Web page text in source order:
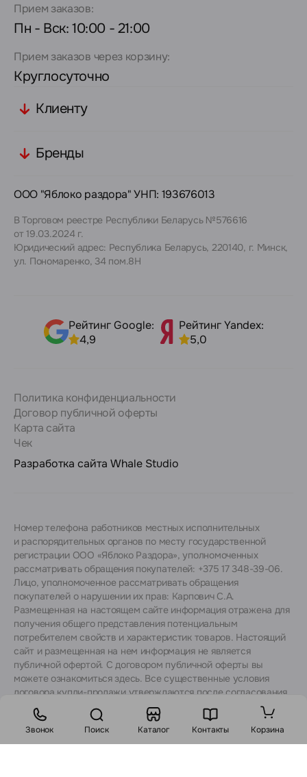
Прием заказов:
Пн - Вск: 10:00 - 21:00
Прием заказов через корзину:
Круглосуточно
Клиенту
Бренды
ООО "Яблоко раздора" УНП: 193676013
В Торговом реестре Республики Беларусь №576616
от 19.03.2024 г.
Юридический адрес: Республика Беларусь, 220140, г. Минск,
ул. Пономаренко, 34 пом.8Н
Рейтинг Google:
4,9
Рейтинг Yandex:
5,0
Политика конфиденциальности
Договор публичной оферты
Карта сайта
Чек
Разработка сайта Whale Studio
Номер телефона работников местных исполнительных
и распорядительных органов по месту государственной
регистрации ООО «Яблоко Раздора», уполномоченных
рассматривать обращения покупателей: +375 17 348-39-06.
Лицо, уполномоченное рассматривать обращения
покупателей о нарушении их прав: Карпович С.А.
Размещенная на настоящем сайте информация отражена для
получения общего представления потенциальным
потребителем свойств и характеристик товаров. Настоящий
сайт и размещенная на нем информация не является
публичной офертой. С договором публичной оферты вы
можете ознакомиться здесь. Все существенные условия
договора купли-продажи утверждаются после согласования
с консультантами.
Звонок Поиск Каталог Контакты Корзина